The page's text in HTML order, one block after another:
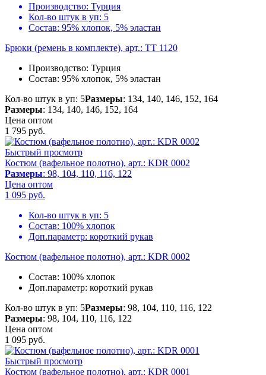
Производство: Турция
Кол-во штук в уп: 5
Состав: 95% хлопок, 5% эластан
Брюки (ремень в комплекте), арт.: TT 1120
Производство: Турция
Состав: 95% хлопок, 5% эластан
Кол-во штук в уп: 5Размеры: 134, 140, 146, 152, 164
Размеры: 134, 140, 146, 152, 164
Цена оптом
1 795 руб.
Быстрый просмотр
Костюм (вафельное полотно), арт.: KDR 0002
Размеры: 98, 104, 110, 116, 122
Цена оптом
1 095 руб.
Кол-во штук в уп: 5
Состав: 100% хлопок
Доп.параметр: короткий рукав
Костюм (вафельное полотно), арт.: KDR 0002
Состав: 100% хлопок
Доп.параметр: короткий рукав
Кол-во штук в уп: 5Размеры: 98, 104, 110, 116, 122
Размеры: 98, 104, 110, 116, 122
Цена оптом
1 095 руб.
Быстрый просмотр
Костюм (вафельное полотно), арт.: KDR 0001